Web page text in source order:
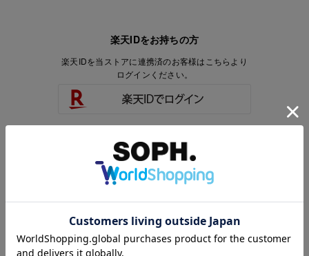
楽天IDをお持ちの方
楽天IDを当ストアに連携済のお客様はこちらより
ログインください。
楽天IDをお持ちで、当ストアのアカウントを
お持ちでないお客様はこちらより
会員登録いただけます。